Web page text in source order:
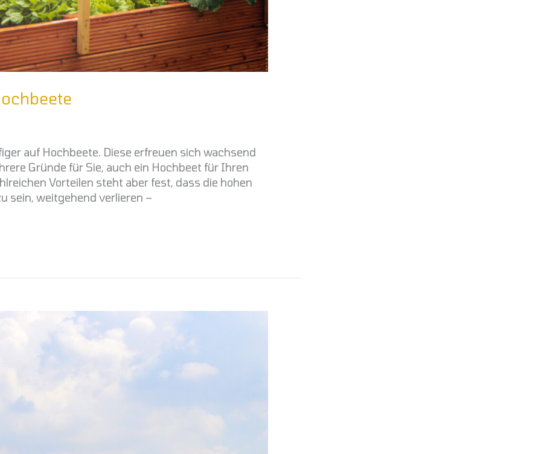
auf Hochbeete. Diese erfreuen sich wachsend
Gründe für Sie, auch ein Hochbeet für Ihren
Vorteilen steht aber fest, dass die hohen
sein, weitgehend verlieren –